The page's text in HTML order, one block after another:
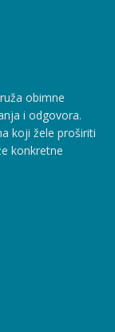
obimne
i odgovora.
koji žele proširiti
konkretne